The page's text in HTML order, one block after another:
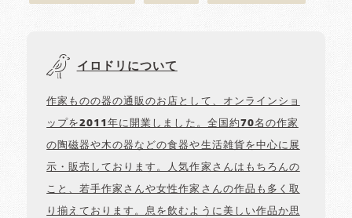
イロドリについて
作家ものの器の通販のお店として、オンラインショ
ップを2011年に開業しました。全国約70名の作家
の陶磁器や木の器などの食器や生活雑貨を中心に展
示・販売しております。人気作家さんはもちろんの
こと、若手作家さんや女性作家さんの作品も多く取
り揃えております。息を飲むように美しい作品か思